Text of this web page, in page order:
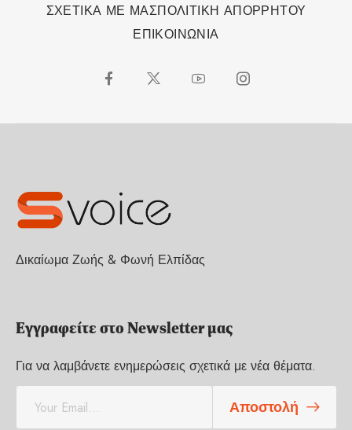
ΣΧΕΤΙΚΑ ΜΕ ΜΑΣΠΟΛΙΤΙΚΗ ΑΠΟΡΡΗΤΟΥ
ΕΠΙΚΟΙΝΩΝΙΑ
Δικαίωμα Ζωής & Φωνή Ελπίδας
Εγγραφείτε στο Newsletter μας
Για να λαμβάνετε ενημερώσεις σχετικά με νέα θέματα.
a
Αποστολή